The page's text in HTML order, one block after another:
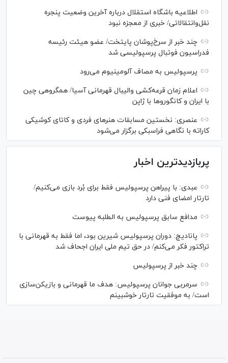
اطلاعیه باشگاه استقلال درباره آخرین وضعیت پنجره
نقل‌وانتقالاتی/ خبری از معجزه نبود
چند خبر از سرخ‌پوشان پایتخت/ عضو هیئت رئیسه
فدراسیون فوتبال پرسپولیسی شد
پرسپولیس به مصاف آلومینیوم می‌رود
اعلام زمان قرعه‌کشی والیبال قهرمانی آسیا/ همگروهی چین
با ایران و کانگورو‌ها با ژاپن
عنصری: نخستین مسابقات هنر‌های فردی و کاتای کوشیکی
کاراته با نگاهی فراسبکی برگزار می‌شود
پربازدیدترین اخبار
عبدی: با پیراهن پرسپولیس فقط برای بُرد بازی می‌کنیم/
تارتار امضای فنی دارد
مدافع سابق پرسپولیس به الطلبه پیوست
پانادیچ: دوران پرسپولیس شیرین بود، اما فقط به قهرمانی با
تراکتور فکر می‌کنم/ در حق تیم ملی ایران اجحاف شد
چند خبر از پرسپولیس
سرمربی جوانان پرسپولیس: هدف ما قهرمانی و بازیکن‌سازی
است/ به موفقیت تارتار خوشبینم